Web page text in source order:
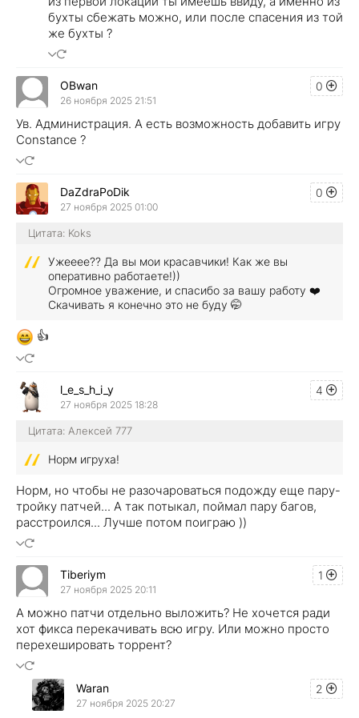
бухты сбежать можно, или после спасения из той
же бухты ?
0
OBwan
26 ноября 2025 21:51
Ув. Администрация. А есть возможность добавить игру
Constance ?
0
DaZdraPoDik
27 ноября 2025 01:00
Цитата: Koks
Ужееее?? Да вы мои красавчики! Как же вы
оперативно работаете!))
Огромное уважение, и спасибо за вашу работу ❤️
Скачивать я конечно это не буду 🤭
👍
4
l_e_s_h_i_y
27 ноября 2025 18:28
Цитата: Алексей 777
Норм игруха!
Норм, но чтобы не разочароваться подожду еще пару-
тройку патчей... А так потыкал, поймал пару багов,
расстроился... Лучше потом поиграю ))
1
Tiberiym
27 ноября 2025 20:11
А можно патчи отдельно выложить? Не хочется ради
хот фикса перекачивать всю игру. Или можно просто
перехешировать торрент?
2
Waran
27 ноября 2025 20:27